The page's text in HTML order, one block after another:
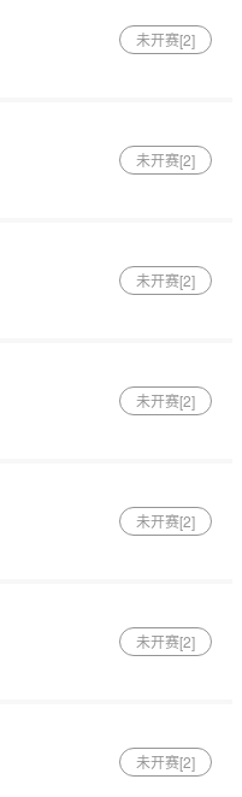
未开赛[2]
未开赛[2]
未开赛[2]
未开赛[2]
未开赛[2]
未开赛[2]
未开赛[2]